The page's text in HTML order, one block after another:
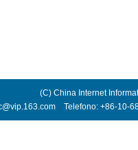
(C) China Internet
Telefono: +86-10-